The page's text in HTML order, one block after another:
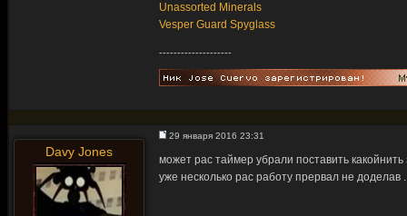
Unassorted Minerals
Vesper Guard Spyglass
--------------------
Davy Jones
29 января 2016 23:31
может рас таймер убрали поставить
уже несколько рас работу прервал не доделав